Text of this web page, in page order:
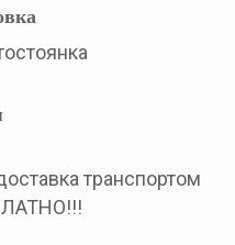
транспортом